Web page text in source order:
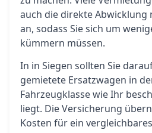
auch die direkte Abwicklung
an, sodass Sie sich um
kümmern müssen.
In in Siegen sollten Sie
gemietete Ersatzwagen in
Fahrzeugklasse wie Ihr
liegt. Die Versicherung
Kosten für ein